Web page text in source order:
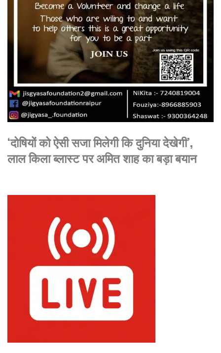
‘दोषियों को ऐसी सजा मिलेगी कि दुनिया देखेगी’,
लाल किला ब्लास्ट पर अमित शाह का बड़ा बयान